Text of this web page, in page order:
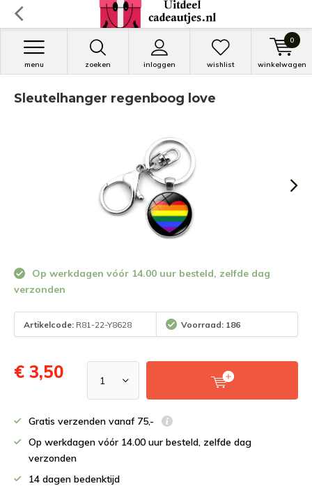
zoeken inloggen
menu wishlist winkelwagen
0
Sleutelhanger regenboog love
Op werkdagen vóór 14.00 uur besteld, zelfde dag
verzonden
Artikelcode: R81-22-Y8628 Voorraad: 186
€ 3,50
Gratis verzenden vanaf 75,-
Op werkdagen vóór 14.00 uur besteld, zelfde dag
verzonden
14 dagen bedenktijd